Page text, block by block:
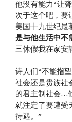
他没有能力“让
次于这个吧，要
美国十九世纪最
是与他生活中不
三休假我在家安
诗人们“不能指
社会还是贵族社
的君主制社会…
就注定了要遭受
待遇。”